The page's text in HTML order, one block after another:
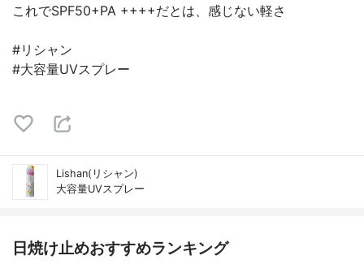
これでSPF50+PA ++++だとは、感じない軽さ
#リシャン
#大容量UVスプレー
Lishan(リシャン)
大容量UVスプレー
日焼け止めおすすめランキング